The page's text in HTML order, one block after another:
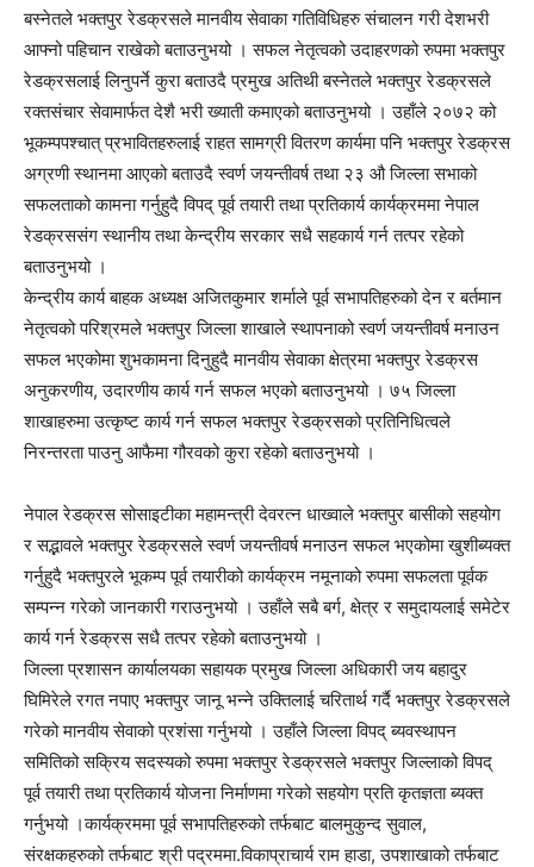
बस्नेतले भक्तपुर रेडक्रसले मानवीय सेवाका गतिविधिहरु संचालन गरी देशभरी
आफ्नो पहिचान राखेको बताउनुभयो । सफल नेतृत्वको उदाहरणको रुपमा भक्तपुर
रेडक्रसलाई लिनुपर्ने कुरा बताउदै प्रमुख अतिथी बस्नेतले भक्तपुर रेडक्रसले
रक्तसंचार सेवामार्फत देशै भरी ख्याती कमाएको बताउनुभयो । उहाँले २०७२ को
भूकम्पपश्चात् प्रभावितहरुलाई राहत सामग्री वितरण कार्यमा पनि भक्तपुर रेडक्रस
अग्रणी स्थानमा आएको बताउदै स्वर्ण जयन्तीवर्ष तथा २३ औ जिल्ला सभाको
सफलताको कामना गर्नुहुदै विपद् पूर्व तयारी तथा प्रतिकार्य कार्यक्रममा नेपाल
रेडक्रससंग स्थानीय तथा केन्द्रीय सरकार सधै सहकार्य गर्न तत्पर रहेको
बताउनुभयो ।
केन्द्रीय कार्य बाहक अध्यक्ष अजितकुमार शर्माले पूर्व सभापतिहरुको देन र बर्तमान
नेतृत्वको परिश्रमले भक्तपुर जिल्ला शाखाले स्थापनाको स्वर्ण जयन्तीवर्ष मनाउन
सफल भएकोमा शुभकामना दिनुहुदै मानवीय सेवाका क्षेत्रमा भक्तपुर रेडक्रस
अनुकरणीय, उदारणीय कार्य गर्न सफल भएको बताउनुभयो । ७५ जिल्ला
शाखाहरुमा उत्कृष्ट कार्य गर्न सफल भक्तपुर रेडक्रसको प्रतिनिधित्वले
निरन्तरता पाउनु आफैमा गौरवको कुरा रहेको बताउनुभयो ।
नेपाल रेडक्रस सोसाइटीका महामन्त्री देवरत्न धाख्वाले भक्तपुर बासीको सहयोग
र सद्भावले भक्तपुर रेडक्रसले स्वर्ण जयन्तीवर्ष मनाउन सफल भएकोमा खुशीब्यक्त
गर्नुहुदै भक्तपुरले भूकम्प पूर्व तयारीको कार्यक्रम नमूनाको रुपमा सफलता पूर्वक
सम्पन्न गरेको जानकारी गराउनुभयो । उहाँले सबै बर्ग, क्षेत्र र समुदायलाई समेटेर
कार्य गर्न रेडक्रस सधै तत्पर रहेको बताउनुभयो ।
जिल्ला प्रशासन कार्यालयका सहायक प्रमुख जिल्ला अधिकारी जय बहादुर
घिमिरेले रगत नपाए भक्तपुर जानू भन्ने उक्तिलाई चरितार्थ गर्दै भक्तपुर रेडक्रसले
गरेको मानवीय सेवाको प्रशंसा गर्नुभयो । उहाँले जिल्ला विपद् ब्यवस्थापन
समितिको सक्रिय सदस्यको रुपमा भक्तपुर रेडक्रसले भक्तपुर जिल्लाको विपद्
पूर्व तयारी तथा प्रतिकार्य योजना निर्माणमा गरेको सहयोग प्रति कृतज्ञता ब्यक्त
गर्नुभयो ।कार्यक्रममा पूर्व सभापतिहरुको तर्फबाट बालमुकुन्द सुवाल,
संरक्षकहरुको तर्फबाट श्री पद्रममा.विकाप्राचार्य राम हाडा, उपशाखाको तर्फबाट